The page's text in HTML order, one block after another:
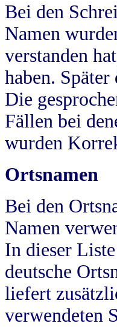
Bei den
Namen
verstanden
haben.
Die
Fällen bei
wurden
Ortsnamen
Bei den
Namen
In dieser
deutsche
liefert
verwendeten